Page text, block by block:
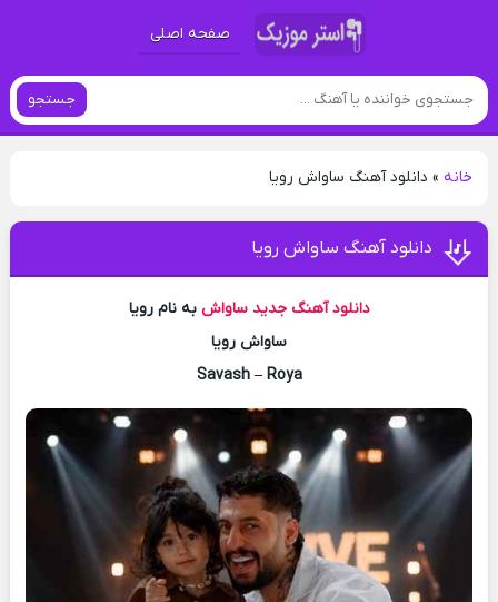
صفحه اصلی
جستجو
خانه» دانلود آهنگ ساواش رویا
دانلود آهنگ ساواش رویا
دانلود آهنگ جدید ساواش به نام رویا
ساواش رویا
Savash – Roya